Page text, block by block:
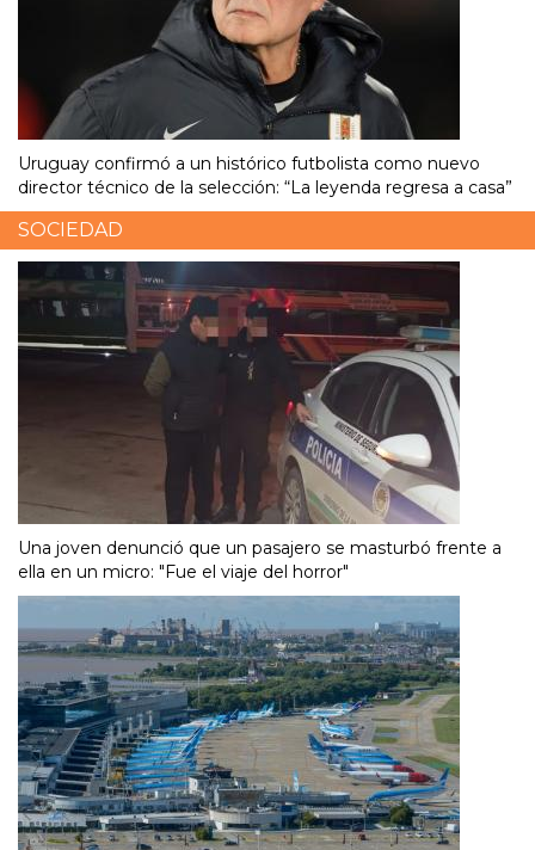
Uruguay confirmó a un histórico futbolista como nuevo
director técnico de la selección: “La leyenda regresa a casa”
SOCIEDAD
Una joven denunció que un pasajero se masturbó frente a
ella en un micro: "Fue el viaje del horror"